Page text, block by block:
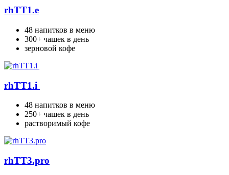
rhTT1.e
48 напитков в меню
300+ чашек в день
зерновой кофе
rhTT1.i
48 напитков в меню
250+ чашек в день
растворимый кофе
rhTT3.pro